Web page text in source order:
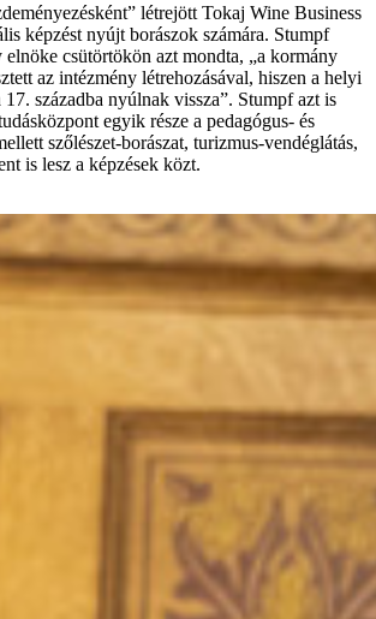
létrejött Tokaj Wine Business
képzést nyújt borászok számára. Stumpf
csütörtökön azt mondta, „a kormány
az intézmény létrehozásával, hiszen a helyi
századba nyúlnak vissza”. Stumpf azt is
egyik része a pedagógus- és
szőlészet-borászat, turizmus-vendéglátás,
is lesz a képzések közt.